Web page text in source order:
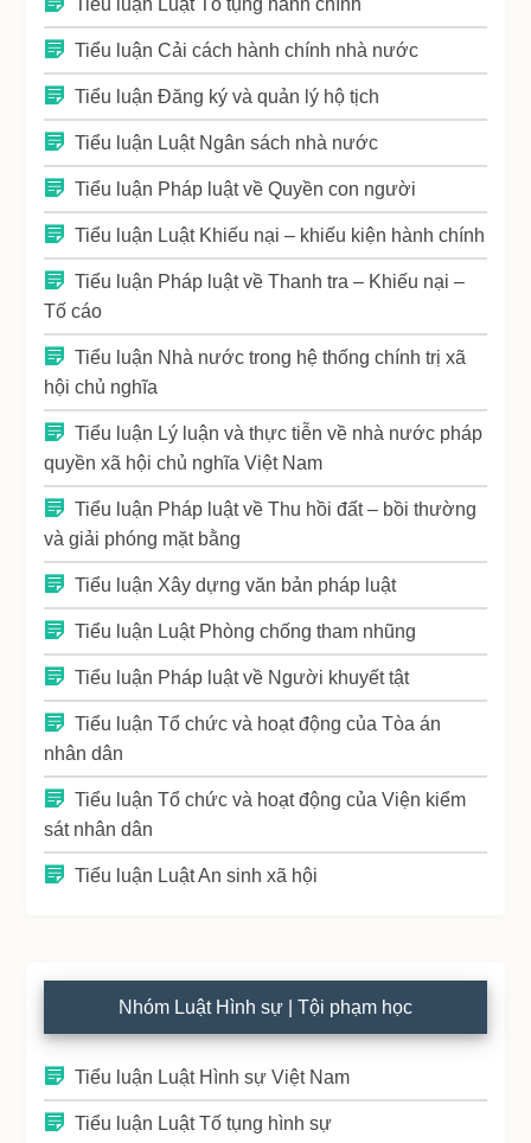
Tiểu luận Luật Tố tụng hành chính
Tiểu luận Cải cách hành chính nhà nước
Tiểu luận Đăng ký và quản lý hộ tịch
Tiểu luận Luật Ngân sách nhà nước
Tiểu luận Pháp luật về Quyền con người
Tiểu luận Luật Khiếu nại – khiếu kiện hành chính
Tiểu luận Pháp luật về Thanh tra – Khiếu nại –
Tố cáo
Tiểu luận Nhà nước trong hệ thống chính trị xã
hội chủ nghĩa
Tiểu luận Lý luận và thực tiễn về nhà nước pháp
quyền xã hội chủ nghĩa Việt Nam
Tiểu luận Pháp luật về Thu hồi đất – bồi thường
và giải phóng mặt bằng
Tiểu luận Xây dựng văn bản pháp luật
Tiểu luận Luật Phòng chống tham nhũng
Tiểu luận Pháp luật về Người khuyết tật
Tiểu luận Tổ chức và hoạt động của Tòa án
nhân dân
Tiểu luận Tổ chức và hoạt động của Viện kiểm
sát nhân dân
Tiểu luận Luật An sinh xã hội
Nhóm Luật Hình sự | Tội phạm học
Tiểu luận Luật Hình sự Việt Nam
Tiểu luận Luật Tố tụng hình sự